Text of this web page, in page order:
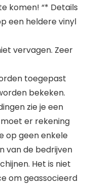
komen! “* Details
een heldere vinyl
vervagen. Zeer
toegepast
bekeken.
zie je een
er rekening
op geen enkele
van de bedrijven
Het is niet
om geassocieerd